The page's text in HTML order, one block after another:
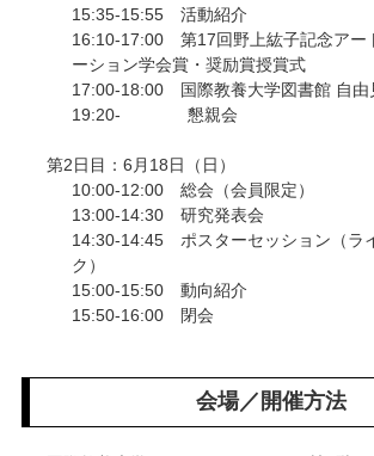
15:35-15:55 活動紹介
16:10-17:00 第17回野上紘子記念アー
ーション学会賞・奨励賞授賞式
17:00-18:00 国際教養大学図書館 自由
19:20- 懇親会
第2日目：6月18日（日）
10:00-12:00 総会（会員限定）
13:00-14:30 研究発表会
14:30-14:45 ポスターセッション（ラ
ク）
15:00-15:50 動向紹介
15:50-16:00 閉会
会場／開催方法